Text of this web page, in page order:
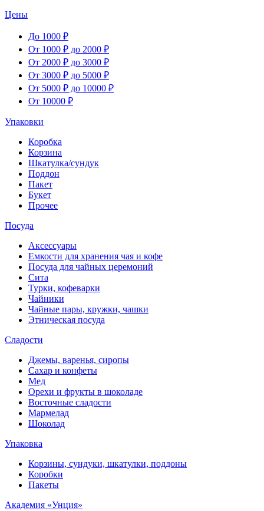
Цены
До 1000 ₽
От 1000 ₽ до 2000 ₽
От 2000 ₽ до 3000 ₽
От 3000 ₽ до 5000 ₽
От 5000 ₽ до 10000 ₽
От 10000 ₽
Упаковки
Коробка
Корзина
Шкатулка/сундук
Поддон
Пакет
Букет
Прочее
Посуда
Аксессуары
Емкости для хранения чая и кофе
Посуда для чайных церемоний
Сита
Турки, кофеварки
Чайники
Чайные пары, кружки, чашки
Этническая посуда
Сладости
Джемы, варенья, сиропы
Сахар и конфеты
Мед
Орехи и фрукты в шоколаде
Восточные сладости
Мармелад
Шоколад
Упаковка
Корзины, сундуки, шкатулки, поддоны
Коробки
Пакеты
Академия «Унция»